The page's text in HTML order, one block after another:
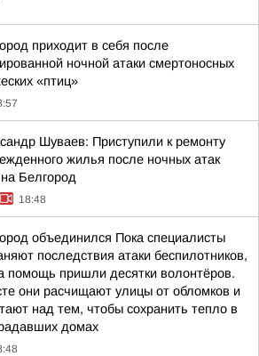
приходит в себя после
ночной атаки смертоносных
«птиц»
Шуваев: Приступили к ремонту
жилья после ночных атак
Белгород
18:48
объединился Пока специалисты
последствия атаки беспилотников,
помощь пришли десятки волонтёров.
они расчищают улицы от обломков и
над тем, чтобы сохранить тепло в
домах